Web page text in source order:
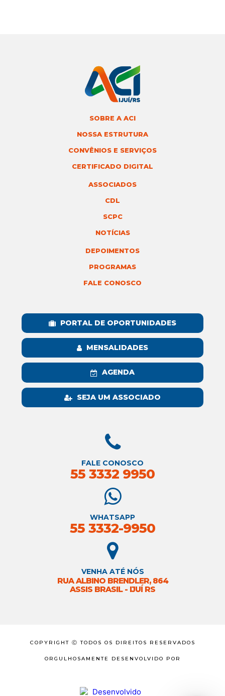
SOBRE A ACI
NOSSA ESTRUTURA
CONVÊNIOS E SERVIÇOS
CERTIFICADO DIGITAL
ASSOCIADOS
CDL
SCPC
NOTÍCIAS
DEPOIMENTOS
PROGRAMAS
FALE CONOSCO
PORTAL DE OPORTUNIDADES
MENSALIDADES
AGENDA
SEJA UM ASSOCIADO
FALE CONOSCO
55 3332 9950
WHATSAPP
55 3332-9950
VENHA ATÉ NÓS
RUA ALBINO BRENDLER, 864
ASSIS BRASIL - IJUÍ RS
COPYRIGHT Ⓒ TODOS OS DIREITOS RESERVADOS
ORGULHOSAMENTE DESENVOLVIDO POR